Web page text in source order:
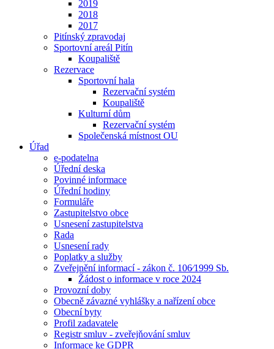
2019
2018
2017
Pitínský zpravodaj
Sportovní areál Pitín
Koupaliště
Rezervace
Sportovní hala
Rezervační systém
Koupaliště
Kulturní dům
Rezervační systém
Společenská místnost OU
Úřad
e-podatelna
Úřední deska
Povinné informace
Úřední hodiny
Formuláře
Zastupitelstvo obce
Usnesení zastupitelstva
Rada
Usnesení rady
Poplatky a služby
Zveřejnění informací - zákon č. 106⁄1999 Sb.
Žádost o informace v roce 2024
Provozní doby
Obecně závazné vyhlášky a nařízení obce
Obecní byty
Profil zadavatele
Registr smluv - zveřejňování smluv
Informace ke GDPR